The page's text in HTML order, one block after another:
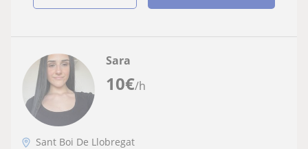
10€/h
Sara
Sant Boi De Llobregat